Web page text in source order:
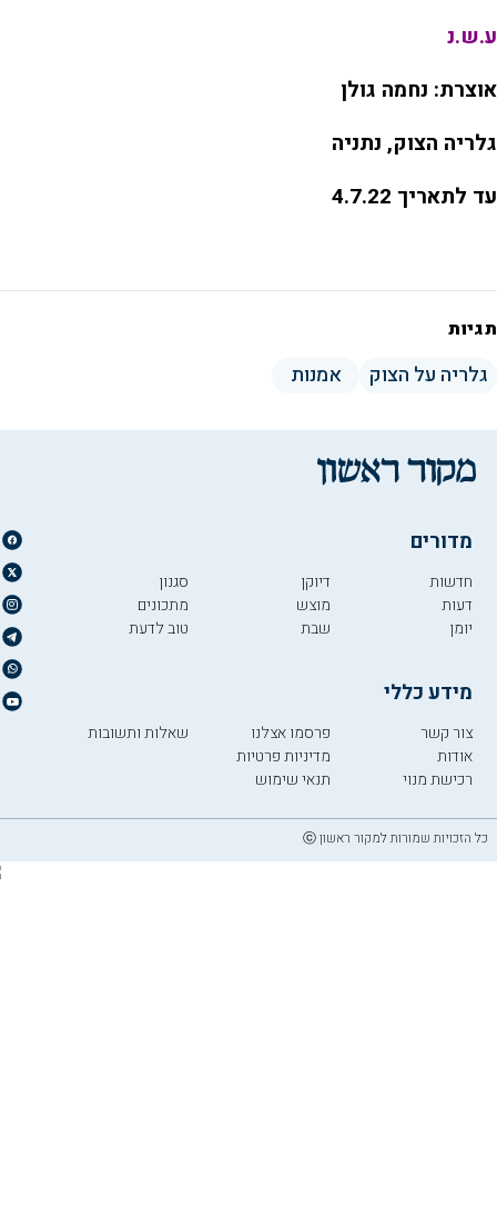
ע.ש.נ
אוצרת: נחמה גולן
גלריה הצוק, נתניה
עד לתאריך 4.7.22
תגיות
גלריה על הצוק אמנות
מדורים
חדשות
דעות
יומן
דיוקן
מוצש
שבת
סגנון
מתכונים
טוב לדעת
מידע כללי
צור קשר
אודות
רכישת מנוי
פרסמו אצלנו
מדיניות פרטיות
תנאי שימוש
שאלות ותשובות
כל הזכויות שמורות למקור ראשון ⓒ